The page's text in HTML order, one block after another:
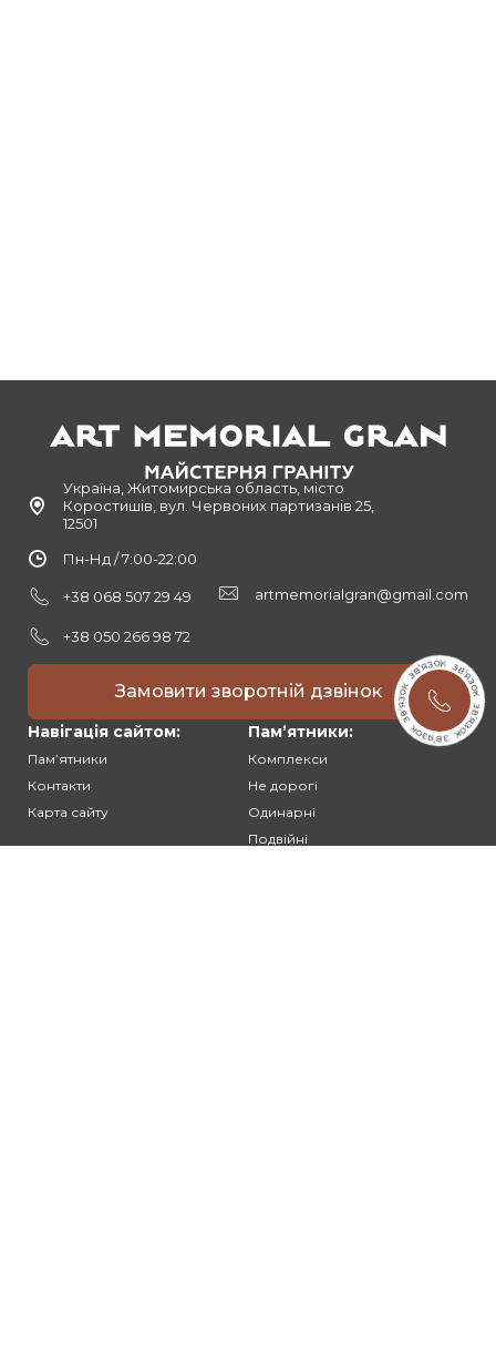
Україна, Житомирська область, місто
Коростишів, вул. Червоних партизанів 25,
12501
Пн-Нд / 7:00-22:00
+38 068 507 29 49
+38 050 266 98 72
artmemorialgran@gmail.com
Замовити зворотній дзвінок
Навігація сайтом:
Памʼятники
Контакти
Карта сайту
Памʼятники:
Комплекси
Не дорогі
Одинарні
Подвійні